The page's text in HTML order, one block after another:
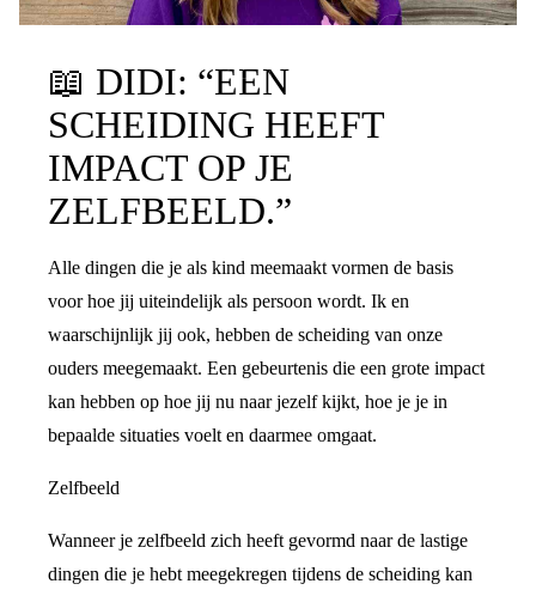
📖 DIDI: “EEN
SCHEIDING HEEFT
IMPACT OP JE
ZELFBEELD.”
Alle dingen die je als kind meemaakt vormen de basis
voor hoe jij uiteindelijk als persoon wordt. Ik en
waarschijnlijk jij ook, hebben de scheiding van onze
ouders meegemaakt. Een gebeurtenis die een grote impact
kan hebben op hoe jij nu naar jezelf kijkt, hoe je je in
bepaalde situaties voelt en daarmee omgaat.
Zelfbeeld
Wanneer je zelfbeeld zich heeft gevormd naar de lastige
dingen die je hebt meegekregen tijdens de scheiding kan